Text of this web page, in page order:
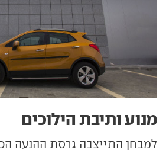
מנוע ותיבת הילוכים
למבחן התייצבה גרסת ההנעה